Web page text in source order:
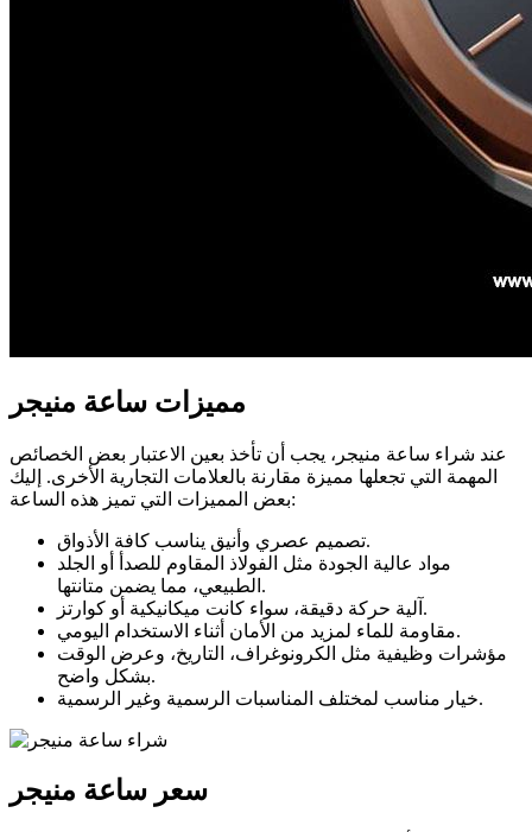
مميزات ساعة منیجر
عند شراء ساعة منیجر، يجب أن تأخذ بعين الاعتبار بعض الخصائص
المهمة التي تجعلها مميزة مقارنة بالعلامات التجارية الأخرى. إليك
بعض المميزات التي تميز هذه الساعة:
تصميم عصري وأنيق يناسب كافة الأذواق.
مواد عالية الجودة مثل الفولاذ المقاوم للصدأ أو الجلد
الطبيعي، مما يضمن متانتها.
آلية حركة دقيقة، سواء كانت ميكانيكية أو كوارتز.
مقاومة للماء لمزيد من الأمان أثناء الاستخدام اليومي.
مؤشرات وظيفية مثل الكرونوغراف، التاريخ، وعرض الوقت
بشكل واضح.
خيار مناسب لمختلف المناسبات الرسمية وغير الرسمية.
سعر ساعة منیجر